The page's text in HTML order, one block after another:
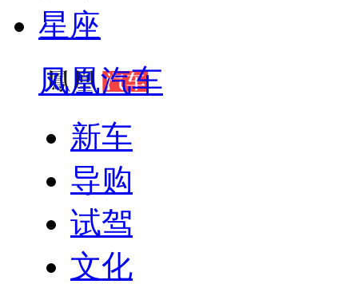
星座
凤凰汽车
新车
导购
试驾
文化